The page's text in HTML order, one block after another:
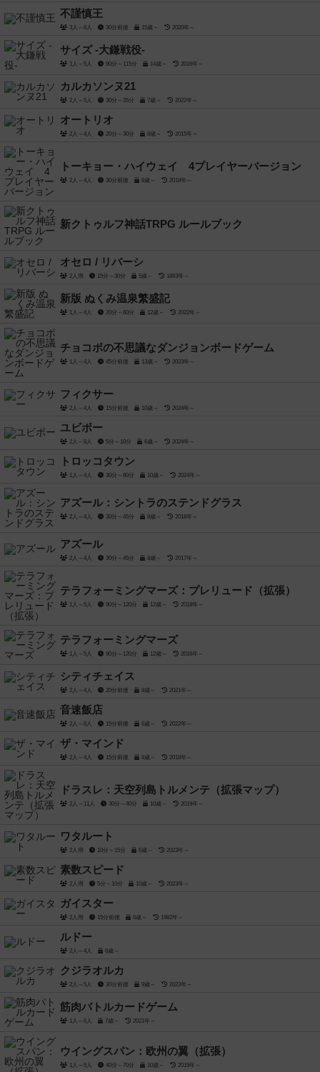
不謹慎王
3人～6人 30分前後 15歳～ 2020年～
サイズ -大鎌戦役-
1人～5人 90分～115分 14歳～ 2016年～
カルカソンヌ21
2人～5人 30分～35分 7歳～ 2022年～
オートリオ
2人～4人 20分～30分 8歳～ 2015年～
トーキョー・ハイウェイ 4プレイヤーバージョン
2人～4人 30分前後 8歳～ 2018年～
新クトゥルフ神話TRPG ルールブック
オセロ / リバーシ
2人用 15分～30分 5歳～ 1883年～
新版 ぬくみ温泉繁盛記
1人～4人 20分～60分 12歳～ 2022年～
チョコボの不思議なダンジョンボードゲーム
1人～4人 45分前後 13歳～ 2023年～
フィクサー
2人～4人 15分前後 10歳～ 2024年～
ユビボー
2人～8人 5分～10分 6歳～ 2024年～
トロッコタウン
1人～4人 30分～60分 10歳～ 2024年～
アズール：シントラのステンドグラス
2人～4人 30分～45分 8歳～ 2018年～
アズール
2人～4人 30分～45分 8歳～ 2017年～
テラフォーミングマーズ：プレリュード（拡張）
1人～5人 90分～120分 12歳～ 2018年～
テラフォーミングマーズ
1人～5人 90分～120分 12歳～ 2016年～
シティチェイス
2人～4人 20分前後 8歳～ 2021年～
音速飯店
2人～6人 15分前後 6歳～ 2022年～
ザ・マインド
2人～4人 15分前後 8歳～ 2018年～
ドラスレ：天空列島トルメンテ（拡張マップ）
2人～11人 30分～40分 10歳～ 2019年～
ワタルート
2人用 10分～15分 6歳～ 2023年～
素数スピード
2人用 5分～10分 10歳～ 2023年～
ガイスター
2人用 15分前後 6歳～ 1982年～
ルドー
2人～4人 6歳～
クジラオルカ
2人～5人 30分前後 9歳～ 2023年～
筋肉バトルカードゲーム
1人～6人 7歳～ 2021年～
ウイングスパン：欧州の翼（拡張）
1人～5人 40分～70分 10歳～ 2019年～